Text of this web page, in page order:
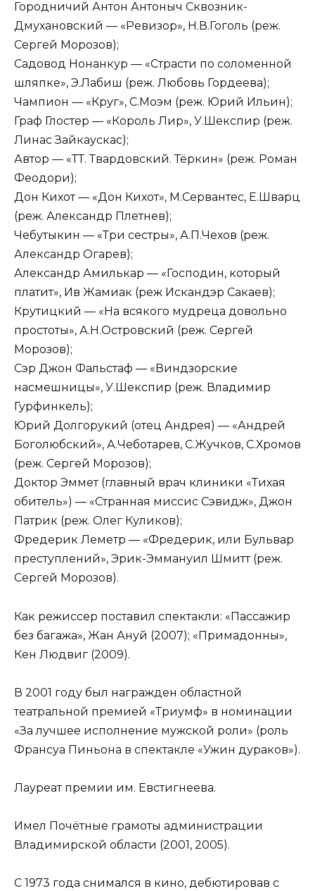
Городничий Антон Антоныч Сквозник-
Дмухановский — «Ревизор», Н.В.Гоголь (реж.
Сергей Морозов);
Садовод Нонанкур — «Страсти по соломенной
шляпке», Э.Лабиш (реж. Любовь Гордеева);
Чампион — «Круг», С.Моэм (реж. Юрий Ильин);
Граф Глостер — «Король Лир», У.Шекспир (реж.
Линас Зайкаускас);
Автор — «ТТ. Твардовский. Тёркин» (реж. Роман
Феодори);
Дон Кихот — «Дон Кихот», М.Сервантес, Е.Шварц
(реж. Александр Плетнев);
Чебутыкин — «Три сестры», А.П.Чехов (реж.
Александр Огарев);
Александр Амилькар — «Господин, который
платит», Ив Жамиак (реж Искандэр Сакаев);
Крутицкий — «На всякого мудреца довольно
простоты», А.Н.Островский (реж. Сергей
Морозов);
Сэр Джон Фальстаф — «Виндзорские
насмешницы», У.Шекспир (реж. Владимир
Гурфинкель);
Юрий Долгорукий (отец Андрея) — «Андрей
Боголюбский», А.Чеботарев, С.Жучков, С.Хромов
(реж. Сергей Морозов);
Доктор Эммет (главный врач клиники «Тихая
обитель») — «Странная миссис Сэвидж», Джон
Патрик (реж. Олег Куликов);
Фредерик Леметр — «Фредерик, или Бульвар
преступлений», Эрик-Эммануил Шмитт (реж.
Сергей Морозов).
Как режиссер поставил спектакли: «Пассажир
без багажа», Жан Ануй (2007); «Примадонны»,
Кен Людвиг (2009).
В 2001 году был награжден областной
театральной премией «Триумф» в номинации
«За лучшее исполнение мужской роли» (роль
Франсуа Пиньона в спектакле «Ужин дураков»).
Лауреат премии им. Евстигнеева.
Имел Почётные грамоты администрации
Владимирской области (2001, 2005).
С 1973 года снимался в кино, дебютировав с